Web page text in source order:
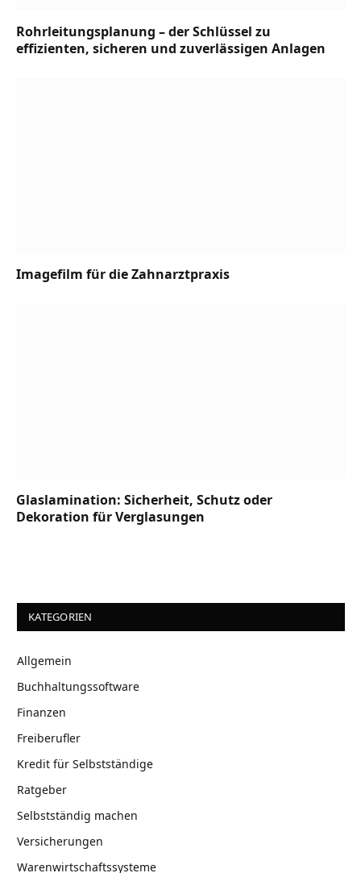
Rohrleitungsplanung – der Schlüssel zu
effizienten, sicheren und zuverlässigen Anlagen
Imagefilm für die Zahnarztpraxis
Glaslamination: Sicherheit, Schutz oder
Dekoration für Verglasungen
KATEGORIEN
Allgemein
Buchhaltungssoftware
Finanzen
Freiberufler
Kredit für Selbstständige
Ratgeber
Selbstständig machen
Versicherungen
Warenwirtschaftssysteme